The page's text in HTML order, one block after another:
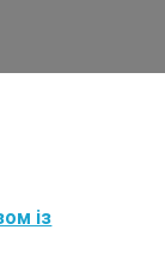
із